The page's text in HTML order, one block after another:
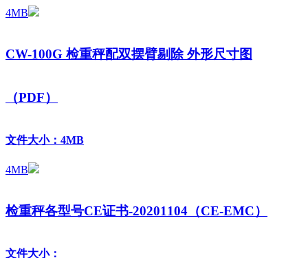
4MB
CW-100G 检重秤配双摆臂剔除 外形尺寸图
（PDF）
文件大小：4MB
4MB
检重秤各型号CE证书-20201104（CE-EMC）
文件大小：